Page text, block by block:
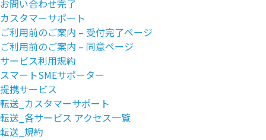
お問い合わせ完了
カスタマーサポート
ご利用前のご案内 – 受付完了ページ
ご利用前のご案内 – 同意ページ
サービス利用規約
スマートSMEサポーター
提携サービス
転送_カスタマーサポート
転送_各サービス アクセス一覧
転送_規約